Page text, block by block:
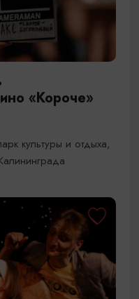
«Короче»
культуры и отдыха,